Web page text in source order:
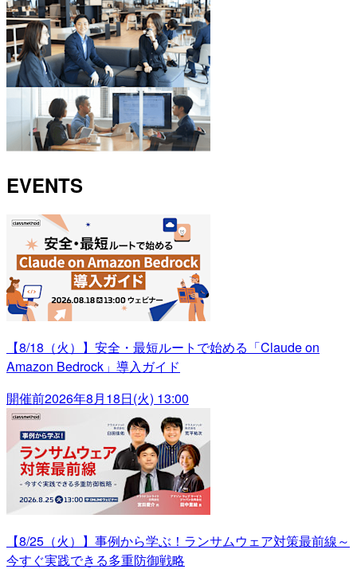
EVENTS
【8/18（火）】安全・最短ルートで始める「Claude on
Amazon Bedrock」導入ガイド
開催前2026年8月18日(火) 13:00
【8/25（火）】事例から学ぶ！ランサムウェア対策最前線～
今すぐ実践できる多重防御戦略